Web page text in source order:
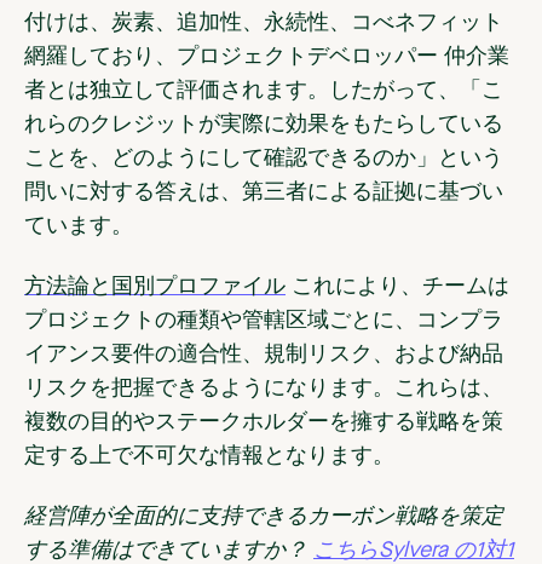
付けは、炭素、追加性、永続性、コべネフィット
網羅しており、プロジェクトデベロッパー 仲介業
者とは独立して評価されます。したがって、「こ
れらのクレジットが実際に効果をもたらしている
ことを、どのようにして確認できるのか」という
問いに対する答えは、第三者による証拠に基づい
ています。
方法論と国別プロファイル これにより、チームは
プロジェクトの種類や管轄区域ごとに、コンプラ
イアンス要件の適合性、規制リスク、および納品
リスクを把握できるようになります。これらは、
複数の目的やステークホルダーを擁する戦略を策
定する上で不可欠な情報となります。
経営陣が全面的に支持できるカーボン戦略を策定
する準備はできていますか？ こちらSylvera の1対1